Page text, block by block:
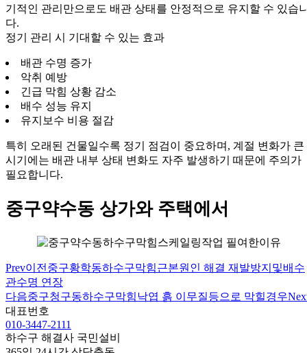
기적인 관리만으로도 배관 상태를 안정적으로 유지할 수 있습
다.
정기 관리 시 기대할 수 있는 효과
배관 수명 증가
악취 예방
긴급 막힘 상황 감소
배수 성능 유지
유지보수 비용 절감
특히 오래된 건물일수록 정기 점검이 중요하며, 계절 변화가 큰
시기에는 배관 내부 상태 변화도 자주 발생하기 때문에 주의가
필요합니다.
중구약수동 상가와 주택에서
Prev이전 중구황학동하수구막힘근본원인 해결 재발방지및배수
관수명 연장
다음중구청구동하수구막힘낙엽 흙 이무질등으로 막힐경우
대표번호
010-3447-2111
하수구 해결사 국민설비